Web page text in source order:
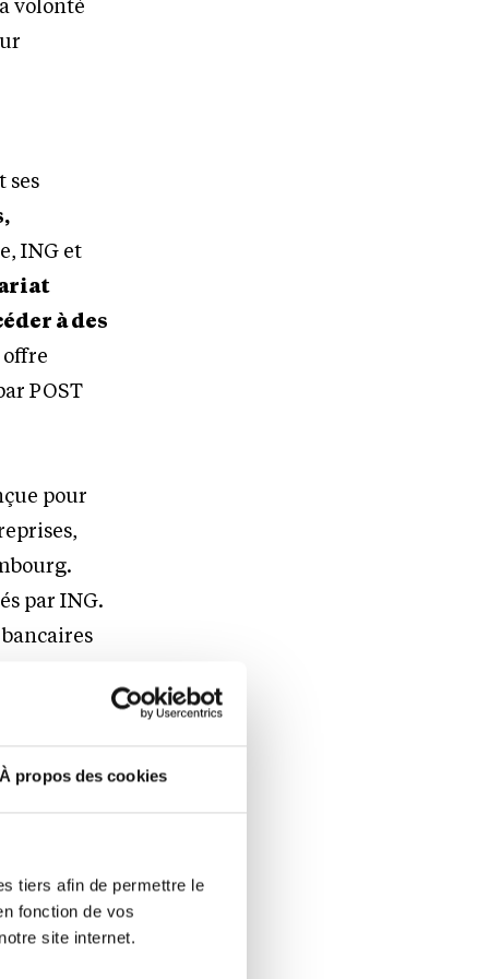
À propos des cookies
tiers afin de permettre le
fonction de vos
site internet.
volonté
ses
ING et
à des
POST
pour
par ING.
crédits
ING via
dans les